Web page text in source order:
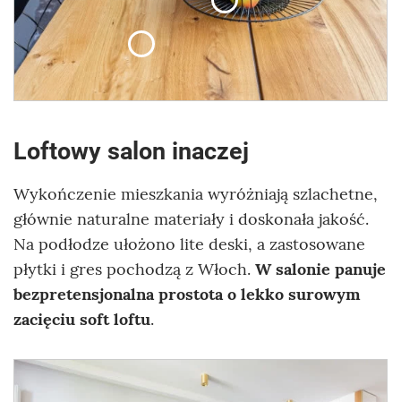
Loftowy salon inaczej
Wykończenie mieszkania wyróżniają szlachetne,
głównie naturalne materiały i doskonała jakość.
Na podłodze ułożono lite deski, a zastosowane
płytki i gres pochodzą z Włoch. W salonie panuje
bezpretensjonalna prostota o lekko surowym
zacięciu soft loftu.